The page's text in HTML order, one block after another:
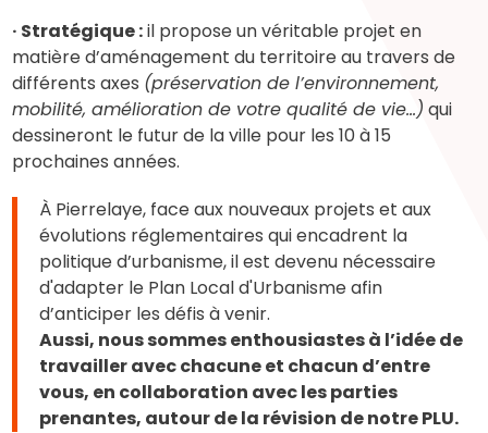
· Stratégique :il propose un véritable projet en
matière d’aménagement du territoire au travers de
différents axes (préservation de l’environnement,
mobilité, amélioration de votre qualité de vie...) qui
dessineront le futur de la ville pour les 10 à 15
prochaines années.
À Pierrelaye, face aux nouveaux projets et aux
évolutions réglementaires qui encadrent la
politique d’urbanisme, il est devenu nécessaire
d'adapter le Plan Local d'Urbanisme afin
d’anticiper les défis à venir.
Aussi, nous sommes enthousiastes à l’idée de
travailler avec chacune et chacun d’entre
vous, en collaboration avec les parties
prenantes, autour de la révision de notre PLU.